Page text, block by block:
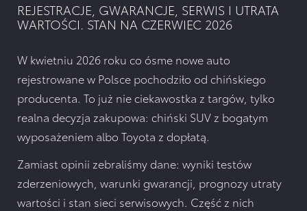
REJESTRACJE, GWARANCJE, SERWIS I UTRATA
WARTOŚCI. STAN NA CZERWIEC 2026
W kwietniu 2026 roku co ósme nowe auto
rejestrowane w Polsce pochodziło od chińskiego
producenta. To już nie ciekawostka z targów, tylko
realna decyzja zakupowa: chiński SUV z bogatym
wyposażeniem albo Toyota z dopłatą.
Zamiast opinii zebraliśmy dane: wyniki testów
zderzeniowych, warunki gwarancji, prognozy utraty
wartości i stan sieci serwisowych. Część z nich